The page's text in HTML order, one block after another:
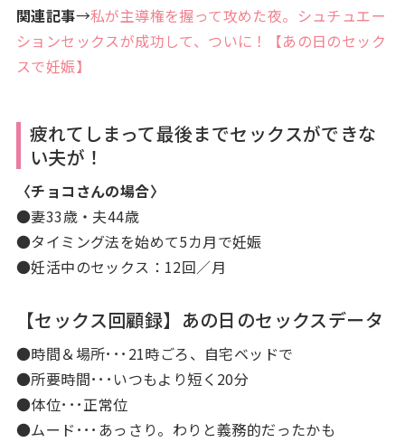
関連記事→私が主導権を握って攻めた夜。シュチュエー
ションセックスが成功して、ついに！【あの日のセック
スで妊娠】
疲れてしまって最後までセックスができな
い夫が！
〈チョコさんの場合〉
●妻33歳・夫44歳
●タイミング法を始めて5カ月で妊娠
●妊活中のセックス：12回／月
【セックス回顧録】あの日のセックスデータ
●時間＆場所･･･21時ごろ、自宅ベッドで
●所要時間･･･いつもより短く20分
●体位･･･正常位
●ムード･･･あっさり。わりと義務的だったかも